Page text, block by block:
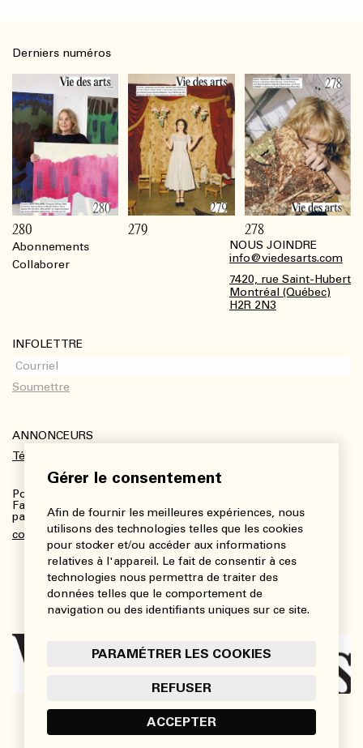
Gérer le consentement
Afin de fournir les meilleures expériences, nous
utilisons des technologies telles que les cookies
pour stocker et/ou accéder aux informations
relatives à l'appareil. Le fait de consentir à ces
technologies nous permettra de traiter des
données telles que le comportement de
navigation ou des identifiants uniques sur ce site.
PARAMÉTRER LES COOKIES
REFUSER
ACCEPTER
Abonnements
Collaborer
NOUS JOINDRE
info@viedesarts.com
7420, rue Saint-Hubert
Montréal (Québec)
H2R 2N3
INFOLETTRE
ANNONCEURS
Télécharger le kit média
Pour plus de renseignements :
Fanny Charbonneau, Responsable des communications,
partenariats et publicités
communications@viedesarts.com
Derniers numéros
280 279 278